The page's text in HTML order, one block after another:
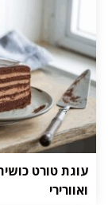
עוגת טורט
ואוורירי